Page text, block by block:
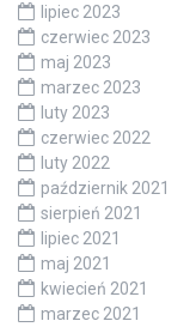
lipiec 2023
czerwiec 2023
maj 2023
marzec 2023
luty 2023
czerwiec 2022
luty 2022
październik 2021
sierpień 2021
lipiec 2021
maj 2021
kwiecień 2021
marzec 2021